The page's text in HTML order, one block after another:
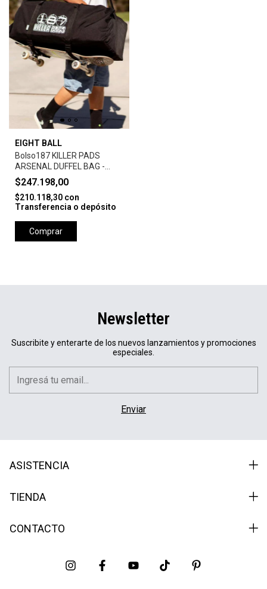
EIGHT BALL
Bolso187 KILLER PADS
ARSENAL DUFFEL BAG -
BLACK
$247.198,00
$210.118,30 con
Transferencia o depósito
Comprar
Newsletter
Suscribite y enterarte de los nuevos lanzamientos y promociones
especiales.
ASISTENCIA
TIENDA
CONTACTO